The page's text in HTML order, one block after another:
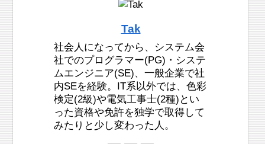
Tak
社会人になってから、システム会
社でのプログラマー(PG)・システ
ムエンジニア(SE)、一般企業で社
内SEを経験。IT系以外では、色彩
検定(2級)や電気工事士(2種)とい
った資格や免許を独学で取得して
みたりと少し変わった人。